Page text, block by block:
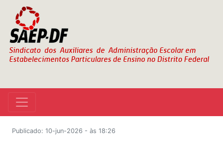
Publicado: 10-jun-2026 - às 18:26